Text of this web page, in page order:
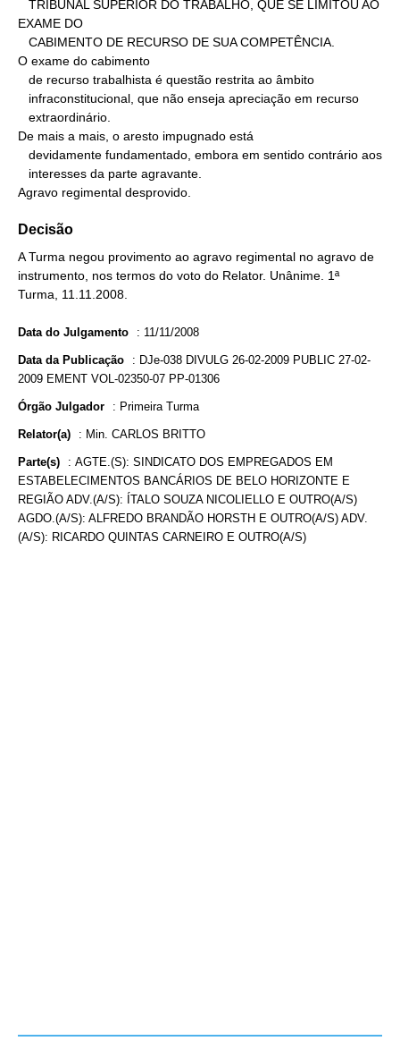
EXAME DO
O exame do cabimento
De mais a mais, o aresto impugnado está
Agravo regimental desprovido.
Decisão
A Turma negou provimento ao agravo regimental no agravo de
instrumento, nos termos do voto do Relator. Unânime. 1ª
Turma, 11.11.2008.
Data do Julgamento : 11/11/2008
Data da Publicação : DJe-038 DIVULG 26-02-2009 PUBLIC 27-02-
2009 EMENT VOL-02350-07 PP-01306
Órgão Julgador : Primeira Turma
Relator(a) : Min. CARLOS BRITTO
Parte(s) : AGTE.(S): SINDICATO DOS EMPREGADOS EM
ESTABELECIMENTOS BANCÁRIOS DE BELO HORIZONTE E
REGIÃO ADV.(A/S): ÍTALO SOUZA NICOLIELLO E OUTRO(A/S)
AGDO.(A/S): ALFREDO BRANDÃO HORSTH E OUTRO(A/S) ADV.
(A/S): RICARDO QUINTAS CARNEIRO E OUTRO(A/S)